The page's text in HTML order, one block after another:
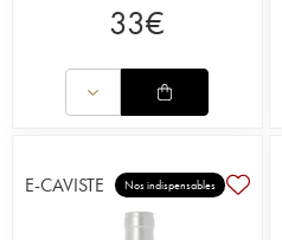
33€
E-CAVISTE Nos indispensables